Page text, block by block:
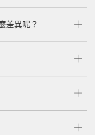
差異呢？